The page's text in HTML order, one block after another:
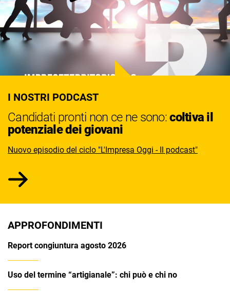
I NOSTRI PODCAST
Candidati pronti non ce ne sono:coltiva il
potenziale dei giovani
Nuovo episodio del ciclo "L'Impresa Oggi - Il podcast"
APPROFONDIMENTI
Report congiuntura agosto 2026
Uso del termine “artigianale”: chi può e chi no